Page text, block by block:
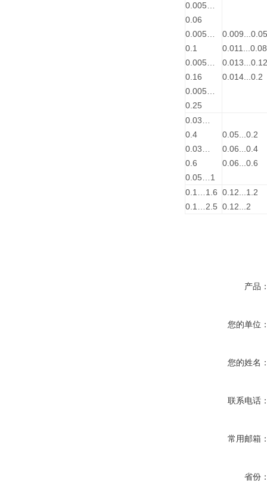
0.005…
0.06
0.005…
0.1
0.005…
0.16
0.005…
0.25
0.009...0.05
0.011...0.08
0.013...0.12
0.014...0.2
0.03…
0.4
0.03…
0.6
0.05…1
0.05...0.2
0.06...0.4
0.06...0.6
0.1…1.6
0.1…2.5
0.12...1.2
0.12...2
产品
您的单位
您的姓名
联系电话
常用邮箱
省份